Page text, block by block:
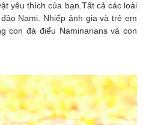
yêu thích của bạn.Tất cả các loài
Nami. Nhiếp ảnh gia và trẻ em
con đà điểu Naminarians và con